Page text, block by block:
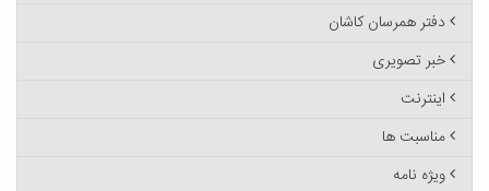
دفتر همرسان کاشان
خبر تصویری
اینترنت
مناسبت ها
ویژه نامه